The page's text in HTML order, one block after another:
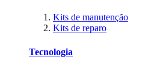
Kits de manutenção
Kits de reparo
Tecnologia